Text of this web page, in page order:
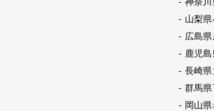
山梨
広島
鹿児
長崎
群馬
岡山